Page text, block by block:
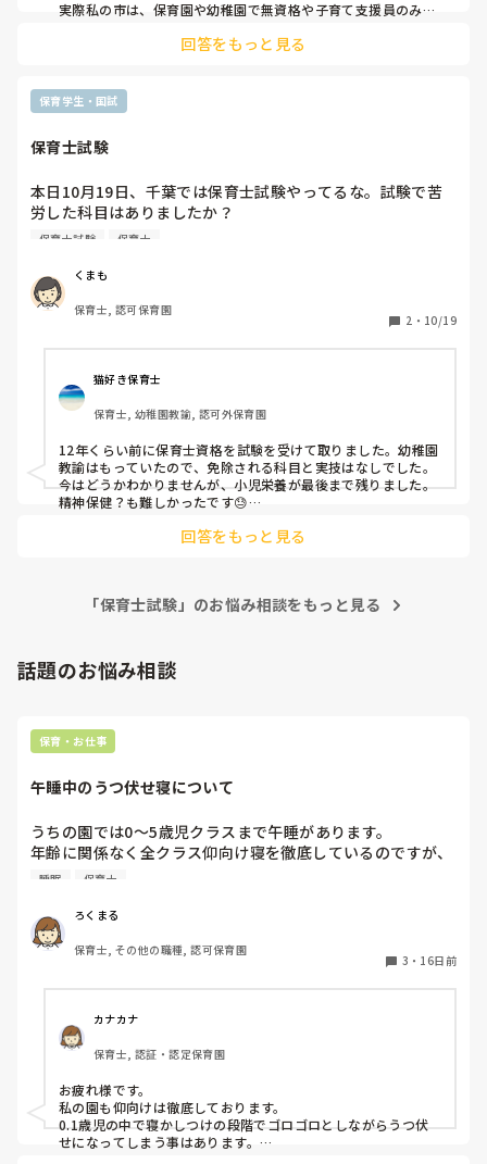
実際私の市は、保育園や幼稚園で無資格や子育て支援員のみで
も保育補助の位置で働いています。市の職員なので、ボーナス
回答をもっと見る
保育学生・国試
保育士試験
本日10月19日、千葉では保育士試験やってるな。試験で苦
労した科目はありましたか？
保育原理と教育原理が難しかった気がします。
保育士試験 保育士
くまも
保育士, 認可保育園
2 ・ 10/19
猫好き保育士
保育士, 幼稚園教諭, 認可外保育園
12年くらい前に保育士資格を試験を受けて取りました。幼稚園
教諭はもっていたので、免除される科目と実技はなしでした。
今はどうかわかりませんが、小児栄養が最後まで残りました。
精神保健？も難しかったです😓
回答をもっと見る
「保育士試験」のお悩み相談をもっと見る
話題のお悩み相談
保育・お仕事
午睡中のうつ伏せ寝について
うちの園では0〜5歳児クラスまで午睡があります。
年齢に関係なく全クラス仰向け寝を徹底しているのですが、
同じ法人の他施設では仰向けで寝かせているのは0〜2歳児ク
皆さんの園では仰向け寝させていますか？
また、うつ伏せ寝している子を仰向けにすると泣いて起きて
しまい、なかなかのテクニックが必要です。
睡眠 保育士
ろくまる
保育士, その他の職種, 認可保育園
3 ・ 16日前
カナカナ
保育士, 認証・認定保育園
お疲れ様です。
私の園も仰向けは徹底しております。
0.1歳児の中で寝かしつけの段階でゴロゴロとしながらうつ伏
せになってしまう事はあります。